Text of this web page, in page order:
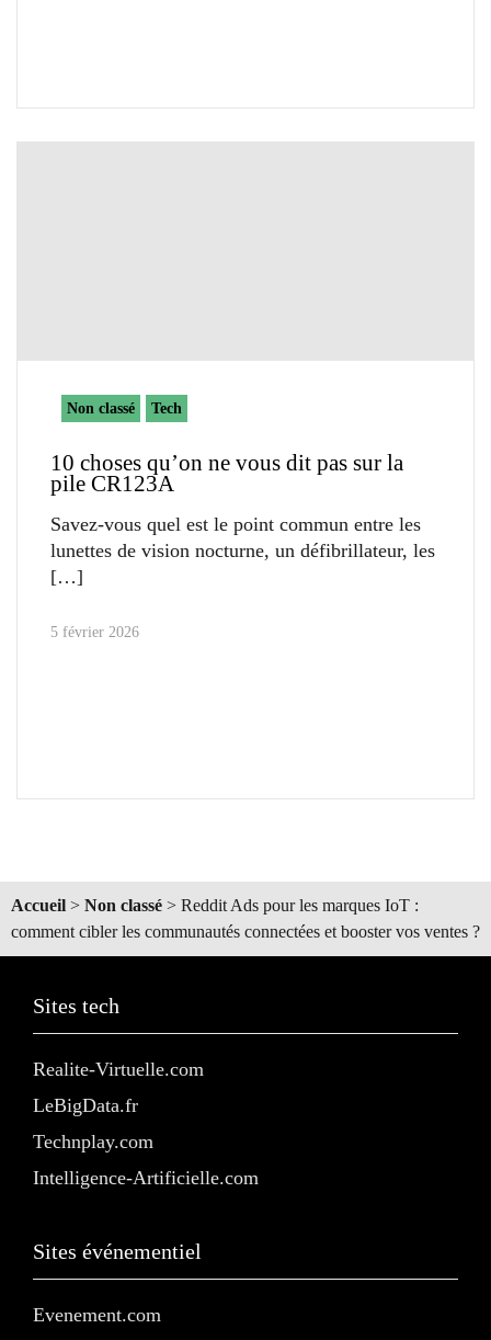
Non classé Tech
10 choses qu’on ne vous dit pas sur la
pile CR123A
Savez-vous quel est le point commun entre les
lunettes de vision nocturne, un défibrillateur, les
5 février 2026
Accueil > Non classé > Reddit Ads pour les marques IoT :
comment cibler les communautés connectées et booster vos ventes ?
Sites tech
Realite-Virtuelle.com
LeBigData.fr
Technplay.com
Intelligence-Artificielle.com
Sites événementiel
Evenement.com